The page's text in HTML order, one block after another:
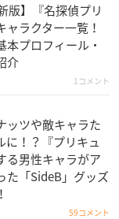
版】『名探偵プリ
ャラクター一覧！
本プロフィール・
介
1コメント
ッツや敵キャラた
に！？『プリキュ
る男性キャラがア
た「SideB」グッズ
59コメント